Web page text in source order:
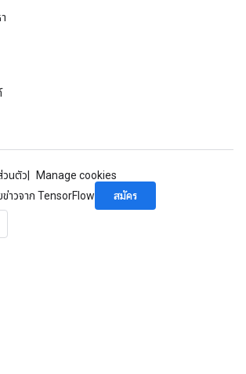
วนตัว
Manage cookies
าวจาก TensorFlow
สมัคร